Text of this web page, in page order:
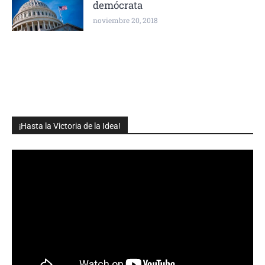
¡Hasta la Victoria de la Idea!
demócrata
noviembre 20, 2018